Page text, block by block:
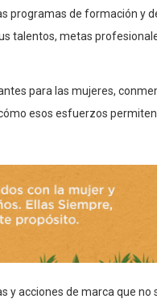
programas de formación y
talentos, metas
para las mujeres,
esos esfuerzos
y acciones de marca que no